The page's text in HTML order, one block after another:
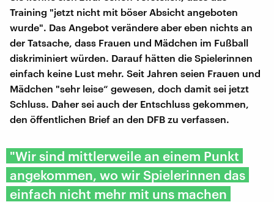
Training "jetzt nicht mit böser Absicht angeboten
wurde". Das Angebot verändere aber eben nichts an
der Tatsache, dass Frauen und Mädchen im Fußball
diskriminiert würden. Darauf hätten die Spielerinnen
einfach keine Lust mehr. Seit Jahren seien Frauen und
Mädchen "sehr leise“ gewesen, doch damit sei jetzt
Schluss. Daher sei auch der Entschluss gekommen,
den öffentlichen Brief an den DFB zu verfassen.
"Wir sind mittlerweile an einem Punkt
angekommen, wo wir Spielerinnen das
einfach nicht mehr mit uns machen